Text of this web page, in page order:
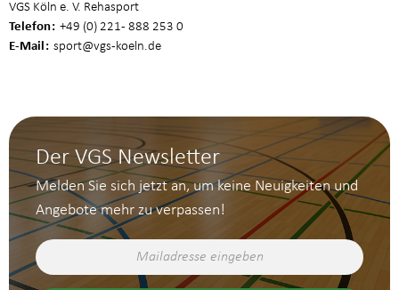
VGS Köln e. V. Rehasport
Telefon +49 (0) 221 - 888 253 0
E-Mail sport@vgs-koeln.de
Der VGS Newsletter
Melden Sie sich jetzt an, um keine Neuigkeiten und
Angebote mehr zu verpassen!